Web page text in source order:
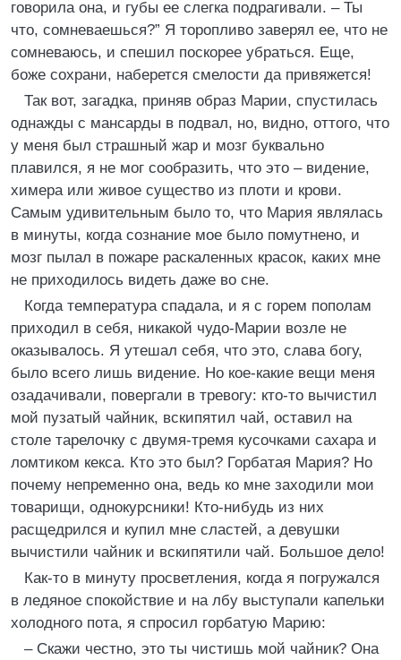
говорила она, и губы ее слегка подрагивали. – Ты
что, сомневаешься?” Я торопливо заверял ее, что не
сомневаюсь, и спешил поскорее убраться. Еще,
боже сохрани, наберется смелости да привяжется!
Так вот, загадка, приняв образ Марии, спустилась
однажды с мансарды в подвал, но, видно, оттого, что
у меня был страшный жар и мозг буквально
плавился, я не мог сообразить, что это – видение,
химера или живое существо из плоти и крови.
Самым удивительным было то, что Мария являлась
в минуты, когда сознание мое было помутнено, и
мозг пылал в пожаре раскаленных красок, каких мне
не приходилось видеть даже во сне.
Когда температура спадала, и я с горем пополам
приходил в себя, никакой чудо-Марии возле не
оказывалось. Я утешал себя, что это, слава богу,
было всего лишь видение. Но кое-какие вещи меня
озадачивали, повергали в тревогу: кто-то вычистил
мой пузатый чайник, вскипятил чай, оставил на
столе тарелочку с двумя-тремя кусочками сахара и
ломтиком кекса. Кто это был? Горбатая Мария? Но
почему непременно она, ведь ко мне заходили мои
товарищи, однокурсники! Кто-нибудь из них
расщедрился и купил мне сластей, а девушки
вычистили чайник и вскипятили чай. Большое дело!
Как-то в минуту просветления, когда я погружался
в ледяное спокойствие и на лбу выступали капельки
холодного пота, я спросил горбатую Марию:
– Скажи честно, это ты чистишь мой чайник? Она